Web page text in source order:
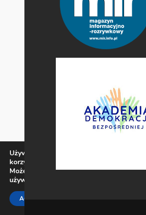
Używamy ciasteczek, aby zapewnić
korzystania z naszej witryny.
Możesz dowiedzieć się więcej o tym,
używamy, lub wyłączyć je w
ACCEPT